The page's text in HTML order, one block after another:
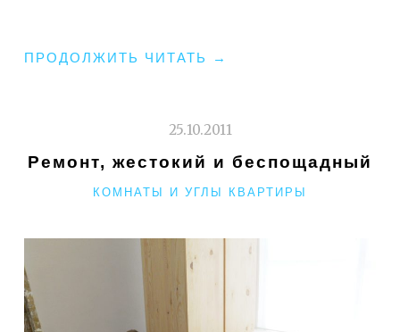
ПРОДОЛЖИТЬ ЧИТАТЬ
"КУХНЯ
—
ПРАКТИЧНО
И
→
25.10.2011
Ремонт, жестокий и беспощадный
РУБРИКИ
КОМНАТЫ И УГЛЫ КВАРТИРЫ